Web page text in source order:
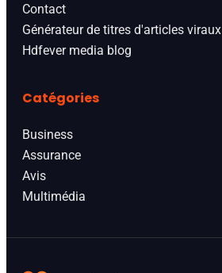
Contact
Générateur de titres d'articles viraux
Hdfever media blog
Catégories
Business
Assurance
Avis
Multimédia